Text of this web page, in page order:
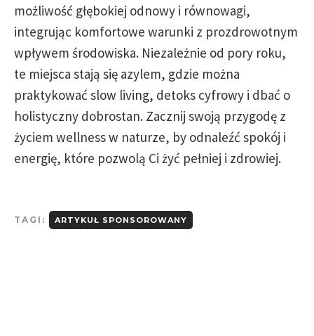
możliwość głębokiej odnowy i równowagi,
integrując komfortowe warunki z prozdrowotnym
wpływem środowiska. Niezależnie od pory roku,
te miejsca stają się azylem, gdzie można
praktykować slow living, detoks cyfrowy i dbać o
holistyczny dobrostan. Zacznij swoją przygodę z
życiem wellness w naturze, by odnaleźć spokój i
energię, które pozwolą Ci żyć pełniej i zdrowiej.
TAGI: ARTYKUŁ SPONSOROWANY